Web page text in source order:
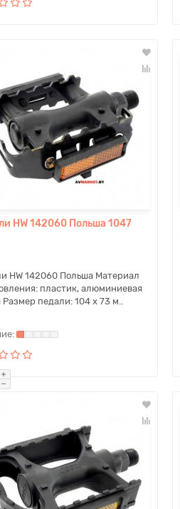
HW 142060 Польша 1047
HW 142060 Польша Материал
пластик, алюминиевая
Размер педали: 104 x 73 м..